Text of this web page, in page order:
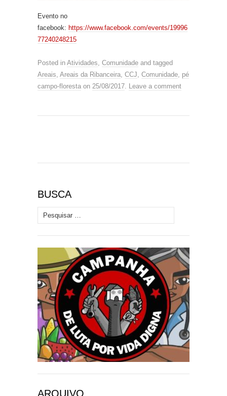
Evento no
facebook: https://www.facebook.com/events/19996
77240248215
Posted in Atividades Comunidade and tagged
Areais Areais da Ribanceira CCJ Comunidade pé
campo-floresta on 25/08/2017 Leave a comment
BUSCA
Pesquisar por:
ARQUIVO